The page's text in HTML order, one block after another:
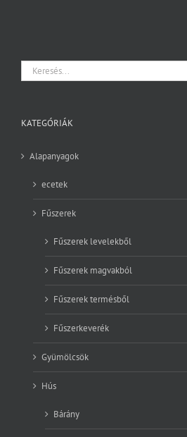
Keresés...
KATEGÓRIÁK
Alapanyagok
ecetek
Fűszerek
Fűszerek levelekből
Fűszerek magvakból
Fűszerek termésből
Fűszerkeverék
Gyümölcsök
Hús
Bárány